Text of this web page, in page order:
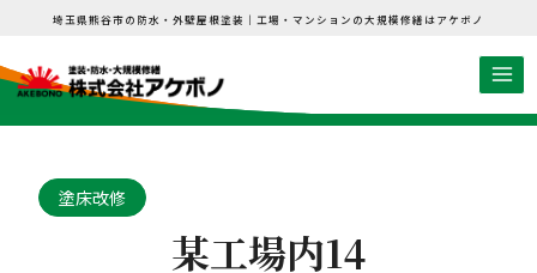
を
埼玉県熊谷市の防水・外壁屋根塗装｜工場・マンションの大規模修繕はアケボノ
塗床改修
某工場内14